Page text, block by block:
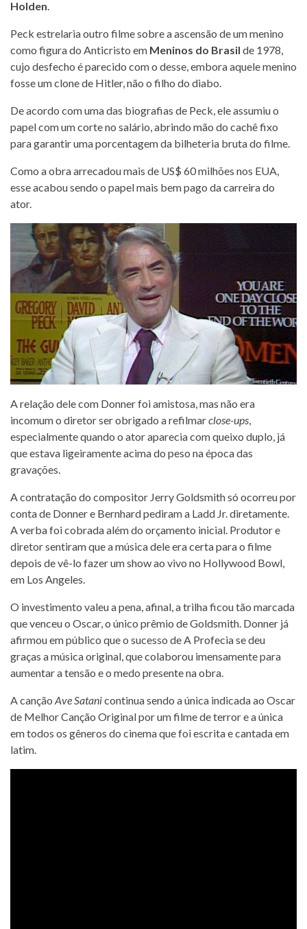
Holden.
Peck estrelaria outro filme sobre a ascensão de um menino
como figura do Anticristo em Meninos do Brasil de 1978,
cujo desfecho é parecido com o desse, embora aquele menino
fosse um clone de Hitler, não o filho do diabo.
De acordo com uma das biografias de Peck, ele assumiu o
papel com um corte no salário, abrindo mão do cachê fixo
para garantir uma porcentagem da bilheteria bruta do filme.
Como a obra arrecadou mais de US$ 60 milhões nos EUA,
esse acabou sendo o papel mais bem pago da carreira do
ator.
A relação dele com Donner foi amistosa, mas não era
incomum o diretor ser obrigado a refilmarclose-ups,
especialmente quando o ator aparecia com queixo duplo, já
que estava ligeiramente acima do peso na época das
gravações.
A contratação do compositor Jerry Goldsmith só ocorreu por
conta de Donner e Bernhard pediram a Ladd Jr. diretamente.
A verba foi cobrada além do orçamento inicial. Produtor e
diretor sentiram que a música dele era certa para o filme
depois de vê-lo fazer um show ao vivo no Hollywood Bowl,
em Los Angeles.
O investimento valeu a pena, afinal, a trilha ficou tão marcada
que venceu o Oscar, o único prêmio de Goldsmith. Donner já
afirmou em público que o sucesso de A Profecia se deu
graças a música original, que colaborou imensamente para
aumentar a tensão e o medo presente na obra.
A canção Ave Satanicontinua sendo a única indicada ao Oscar
de Melhor Canção Original por um filme de terror e a única
em todos os gêneros do cinema que foi escrita e cantada em
latim.